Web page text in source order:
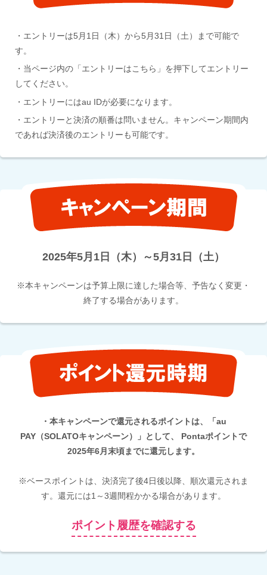
・エントリーは5月1日（木）から5月31日（土）まで可能で
す。
・当ページ内の「エントリーはこちら」を押下してエントリー
してください。
・エントリーにはau IDが必要になります。
・エントリーと決済の順番は問いません。キャンペーン期間内
であれば決済後のエントリーも可能です。
2025年5月1日（木）～5月31日（土）
※本キャンペーンは予算上限に達した場合等、予告なく変更・
終了する場合があります。
・本キャンペーンで還元されるポイントは、「au
PAY（SOLATOキャンペーン）」として、 Pontaポイントで
2025年6月末頃までに還元します。
※ベースポイントは、決済完了後4日後以降、順次還元されま
す。還元には1～3週間程かかる場合があります。
ポイント履歴を確認する